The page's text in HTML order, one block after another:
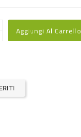
Aggiungi Al Carrello